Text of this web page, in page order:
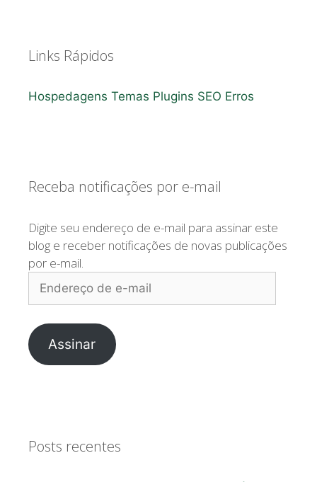
Links Rápidos
Hospedagens Temas Plugins SEO Erros
Receba notificações por e-mail
Digite seu endereço de e-mail para assinar este
blog e receber notificações de novas publicações
por e-mail.
Endereço
de
mail
Assinar
Posts recentes